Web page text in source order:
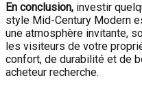
En conclusion, investir
style Mid-Century Modern
une atmosphère invitante,
les visiteurs de votre
confort, de durabilité et de
acheteur recherche.